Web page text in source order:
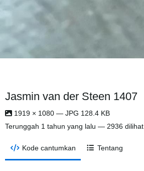
Jasmin van der Steen 1407
1919 × 1080 — JPG 128.4 KB
Terunggah 1 tahun yang lalu — 2936 dilihat
Kode cantumkan Tentang